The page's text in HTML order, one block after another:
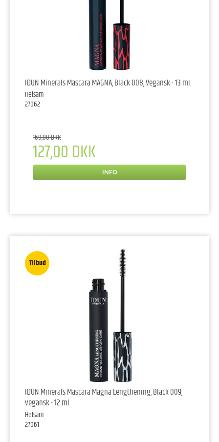
IDUN Minerals Mascara MAGNA, Black 008, Vegansk - 13 ml.
Helsam
27062
169,00 DKK
127,00 DKK
INFO
Tilbud
IDUN Minerals Mascara Magna Lengthening, Black 009,
vegansk - 12 ml.
Helsam
27061